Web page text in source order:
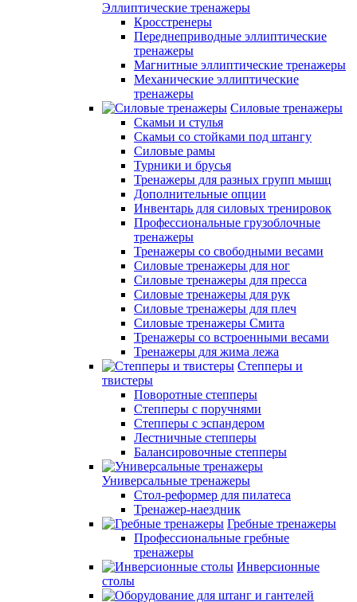
Эллиптические тренажеры
Кросстренеры
Переднеприводные эллиптические
тренажеры
Магнитные эллиптические тренажеры
Механические эллиптические
тренажеры
Силовые тренажеры
Скамьи и стулья
Скамьи со стойками под штангу
Силовые рамы
Турники и брусья
Тренажеры для разных групп мышц
Дополнительные опции
Инвентарь для силовых тренировок
Профессиональные грузоблочные
тренажеры
Тренажеры со свободными весами
Силовые тренажеры для ног
Силовые тренажеры для пресса
Силовые тренажеры для рук
Силовые тренажеры для плеч
Силовые тренажеры Смита
Тренажеры со встроенными весами
Тренажеры для жима лежа
Степперы и
твистеры
Поворотные степперы
Степперы с поручнями
Степперы с эспандером
Лестничные степперы
Балансировочные степперы
Универсальные тренажеры
Стол-реформер для пилатеса
Тренажер-наездник
Гребные тренажеры
Профессиональные гребные
тренажеры
Инверсионные
столы